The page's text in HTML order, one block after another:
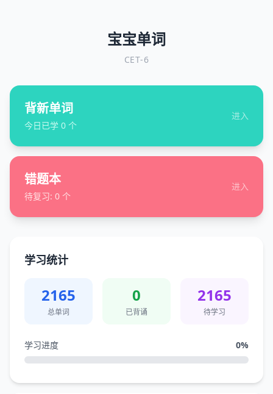
宝宝单词
CET-6
背新单词
今日已学 0 个
进入
错题本
待复习: 0 个
进入
学习统计
2165
总单词
0
已背诵
2165
待学习
学习进度 0%